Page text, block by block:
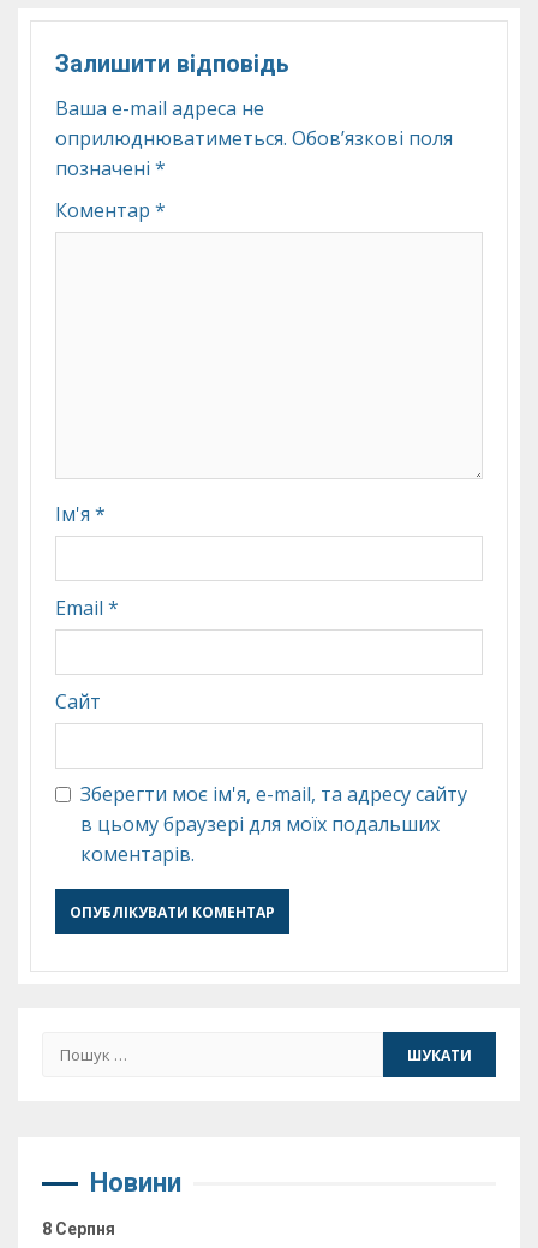
Залишити відповідь
Ваша e-mail адреса не
оприлюднюватиметься. Обов’язкові поля
позначені *
Коментар *
Ім'я *
Email *
Сайт
Зберегти моє ім'я, e-mail, та адресу сайту
в цьому браузері для моїх подальших
коментарів.
Пошук:
Новини
8 Серпня